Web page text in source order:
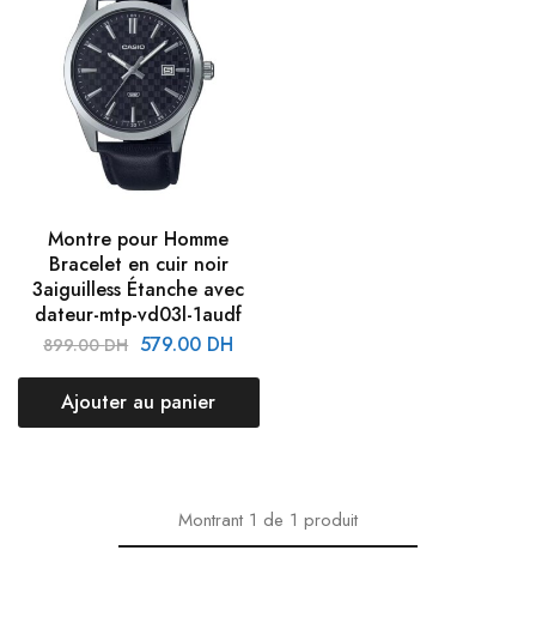
Montre pour Homme
Bracelet en cuir noir
3aiguilless Étanche avec
dateur-mtp-vd03l-1audf
899.00DH 579.00 DH
Ajouter au panier
Montrant 1 de 1 produit